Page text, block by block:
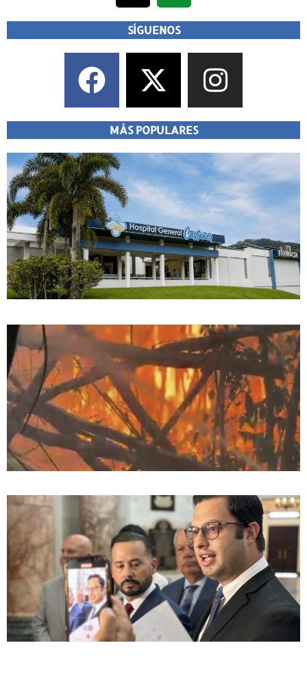
SÍGUENOS
MÁS POPULARES